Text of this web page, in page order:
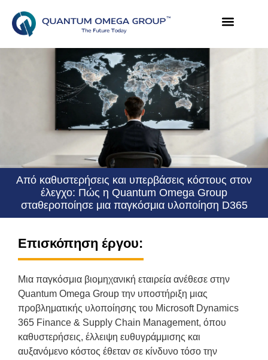
Από καθυστερήσεις και υπερβάσεις κόστους στον
έλεγχο: Πώς η Quantum Omega Group
σταθεροποίησε μια παγκόσμια υλοποίηση D365
Επισκόπηση έργου:
Μια παγκόσμια βιομηχανική εταιρεία ανέθεσε στην
Quantum Omega Group την υποστήριξη μιας
προβληματικής υλοποίησης του Microsoft Dynamics
365 Finance & Supply Chain Management, όπου
καθυστερήσεις, έλλειψη ευθυγράμμισης και
αυξανόμενο κόστος έθεταν σε κίνδυνο τόσο την